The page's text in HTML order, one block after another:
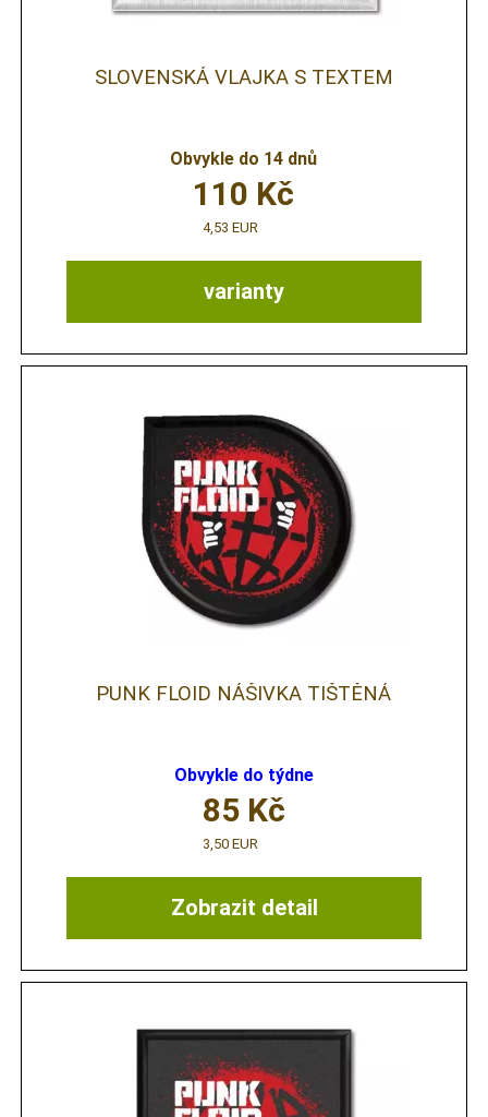
SLOVENSKÁ VLAJKA S TEXTEM
Obvykle do 14 dnů
varianty
110 Kč
4,53 EUR
PUNK FLOID NÁŠIVKA TIŠTĚNÁ
Obvykle do týdne
Zobrazit detail
85 Kč
3,50 EUR